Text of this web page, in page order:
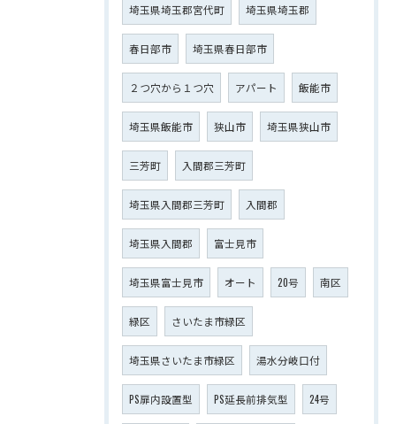
埼玉県埼玉郡宮代町 埼玉県埼玉郡
春日部市 埼玉県春日部市
２つ穴から１つ穴 アパート 飯能市
埼玉県飯能市 狭山市 埼玉県狭山市
三芳町 入間郡三芳町
埼玉県入間郡三芳町 入間郡
埼玉県入間郡 富士見市
埼玉県富士見市 オート 20号 南区
緑区 さいたま市緑区
埼玉県さいたま市緑区 湯水分岐口付
PS扉内設置型 PS延長前排気型 24号